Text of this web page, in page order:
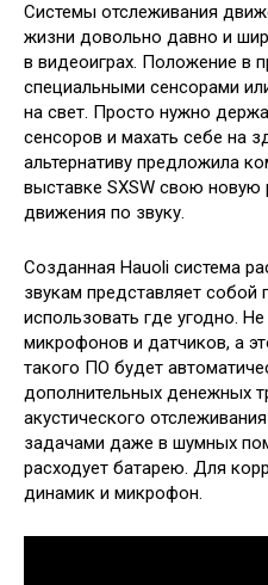
Системы отслеживания
жизни довольно давно и
в видеоиграх. Положение в
специальными сенсорами
на свет. Просто нужно
сенсоров и махать себе на
альтернативу предложила
выставке SXSW свою
движения по звуку.
Созданная Hauoli система
звукам представляет
использовать где угодно.
микрофонов и датчиков, а
такого ПО будет
дополнительных денежных
акустического
задачами даже в шумных
расходует батарею. Для
динамик и микрофон.